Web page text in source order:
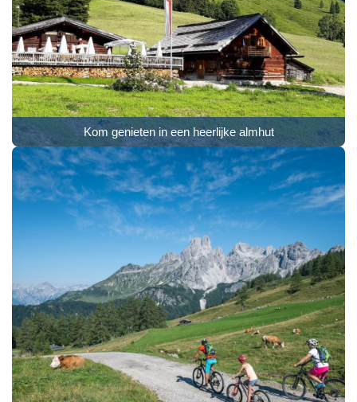
Kom genieten in een heerlijke almhut